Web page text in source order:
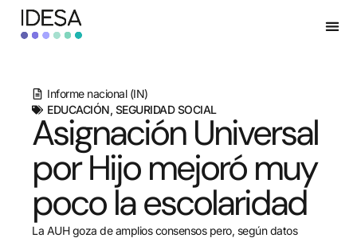
Informe nacional (IN)
EDUCACIÓN, SEGURIDAD SOCIAL
Asignación Universal
por Hijo mejoró muy
poco la escolaridad
La AUH goza de amplios consensos pero, según datos